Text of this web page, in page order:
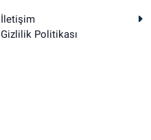
İletişim
Gizlilik Politikası